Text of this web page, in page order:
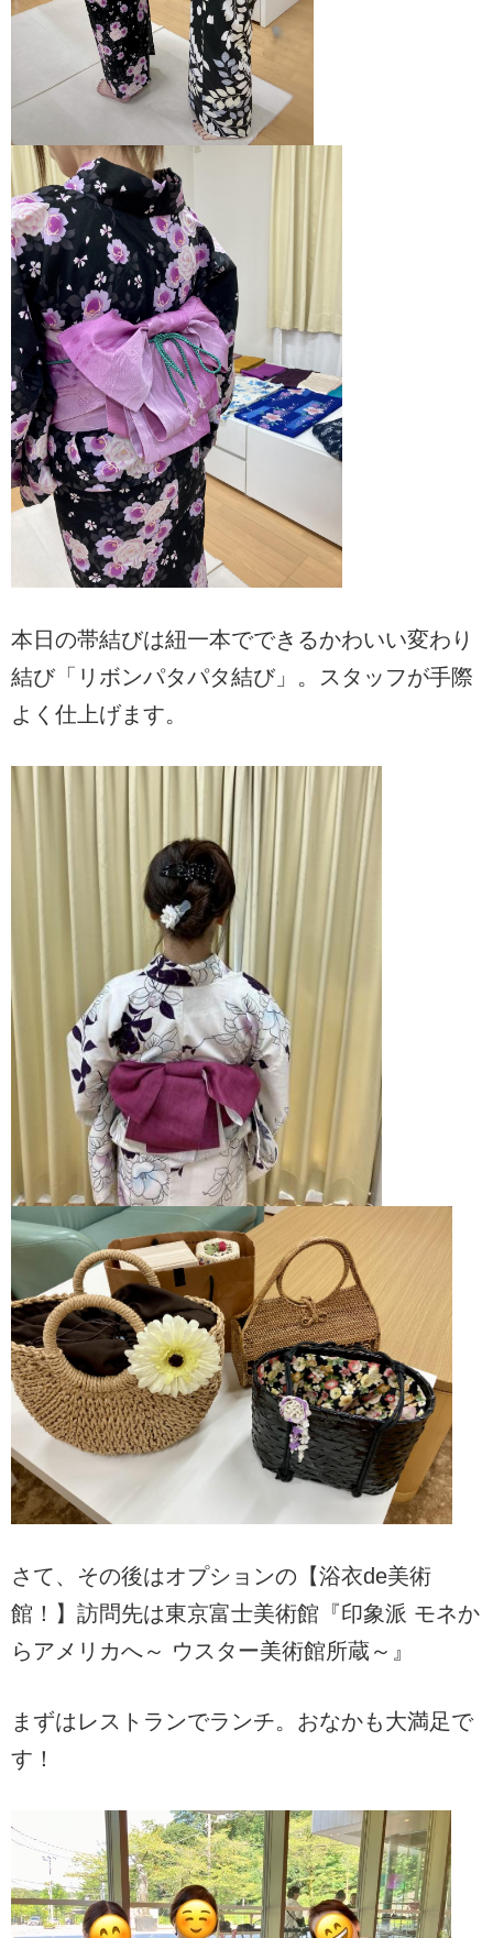
本日の帯結びは紐一本でできるかわいい変わり
結び「リボンパタパタ結び」。スタッフが手際
よく仕上げます。
さて、その後はオプションの【浴衣de美術
館！】訪問先は東京富士美術館『印象派 モネか
らアメリカへ～ ウスター美術館所蔵～』
まずはレストランでランチ。おなかも大満足で
す！